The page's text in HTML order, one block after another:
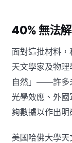
40% 無法
面對這批材料
天文學家及物
自然」——許多
光學效應、外
夠數據以作出明
美國哈佛大學